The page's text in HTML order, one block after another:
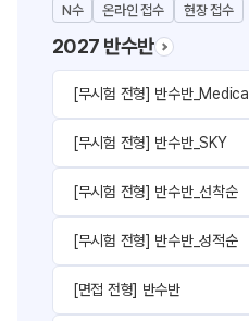
N수 온라인 접수 현장 접수
2027 반수반
[무시험 전형] 반수반_Medical
[무시험 전형] 반수반_SKY
[무시험 전형] 반수반_선착순
[무시험 전형] 반수반_성적순
[면접 전형] 반수반